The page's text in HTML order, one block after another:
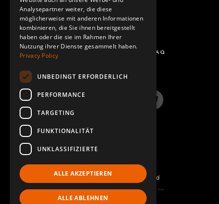
FRAGEN UND ANTWORTEN - FAQ
InstagramTwitter
©2022 FlexQube – All rights reserved
Page generated: Sat Aug 08 2026 07:49:37 GMT+0000 (Coordinated Universal Time)
Analysepartner weiter, die diese
möglicherweise mit anderen Informationen
kombinieren, die Sie ihnen bereitgestellt
haben oder die sie im Rahmen Ihrer
Nutzung ihrer Dienste gesammelt haben.
Privacy Policy
UNBEDINGT ERFORDERLICH
PERFORMANCE
TARGETING
FUNKTIONALITÄT
UNKLASSIFIZIERTE
ALLE AKZEPTIEREN
ALLE ABLEHNEN